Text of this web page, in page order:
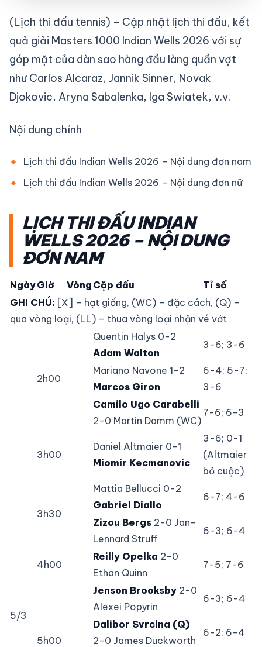
(Lịch thi đấu tennis) – Cập nhật lịch thi đấu, kết
quả giải Masters 1000 Indian Wells 2026 với sự
góp mặt của dàn sao hàng đầu làng quần vợt
như Carlos Alcaraz, Jannik Sinner, Novak
Djokovic, Aryna Sabalenka, Iga Swiatek, v.v.
Nội dung chính
Lịch thi đấu Indian Wells 2026 – Nội dung đơn nam
Lịch thi đấu Indian Wells 2026 – Nội dung đơn nữ
LỊCH THI ĐẤU INDIAN
WELLS 2026 – NỘI DUNG
ĐƠN NAM
NgàyGiờ Vòng Cặp đấu
Tỉ số
GHI CHÚ: [X] – hạt giống, (WC) – đặc cách, (Q) –
qua vòng loại, (LL) – thua vòng loại nhận vé vớt
5/3
2h00
Quentin Halys 0-2
Adam Walton
3-6; 3-6
Mariano Navone 1-2
Marcos Giron
6-4; 5-7;
3-6
Camilo Ugo Carabelli
2-0 Martin Damm (WC)
7-6; 6-3
3h00
Daniel Altmaier 0-1
Miomir Kecmanovic
3-6; 0-1
(Altmaier
bỏ cuộc)
3h30
Mattia Bellucci 0-2
Gabriel Diallo
6-7; 4-6
Zizou Bergs 2-0 Jan-
Lennard Struff
6-3; 6-4
4h00
Reilly Opelka 2-0
Ethan Quinn
7-5; 7-6
5h00
Jenson Brooksby 2-0
Alexei Popyrin
6-3; 6-4
Dalibor Svrcina (Q)
2-0 James Duckworth
6-2; 6-4